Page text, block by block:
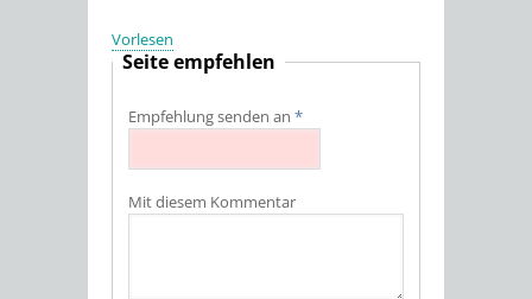
Vorlesen
Seite empfehlen
Empfehlung senden an *
Mit diesem Kommentar